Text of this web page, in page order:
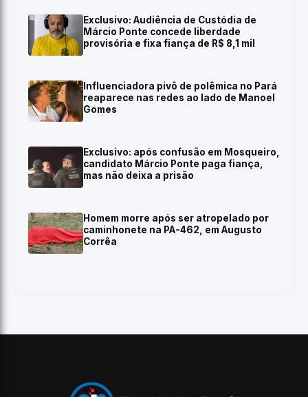
Exclusivo: Audiência de Custódia de
Márcio Ponte concede liberdade
provisória e fixa fiança de R$ 8,1 mil
Influenciadora pivô de polêmica no Pará
reaparece nas redes ao lado de Manoel
Gomes
Exclusivo: após confusão em Mosqueiro,
candidato Márcio Ponte paga fiança,
mas não deixa a prisão
Homem morre após ser atropelado por
caminhonete na PA-462, em Augusto
Corrêa